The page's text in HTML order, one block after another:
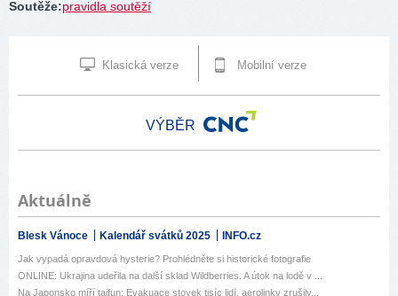
Soutěže:pravidla soutěží
Klasická verze Mobilní verze
VÝBĚR
Aktuálně
Blesk Vánoce Kalendář svátků 2025 INFO.cz
Jak vypadá opravdová hysterie? Prohlédněte si historické fotografie
ONLINE: Ukrajina udeřila na další sklad Wildberries. A útok na lodě v ...
Na Japonsko míří tajfun: Evakuace stovek tisíc lidí, aerolinky zrušily...